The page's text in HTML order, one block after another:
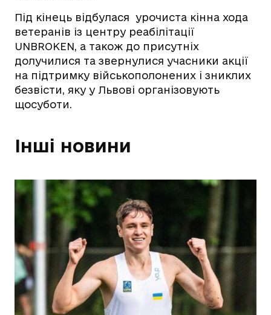
Під кінець відбулася урочиста кінна хода
ветеранів із центру реабілітації
UNBROKEN, а також до присутніх
долучилися та звернулися учасники акції
на підтримку військополонених і зниклих
безвісти, яку у Львові організовують
щосуботи.
Інші новини